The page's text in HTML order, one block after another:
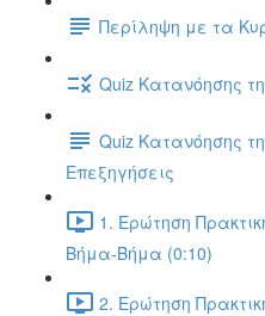
Περίληψη με τα
Quiz Κατανόησης
Quiz Κατανόησης
Επεξηγήσεις
1. Ερώτηση
Βήμα-Βήμα (0:10)
2. Ερώτηση